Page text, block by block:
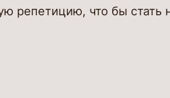
репетицию, что бы стать